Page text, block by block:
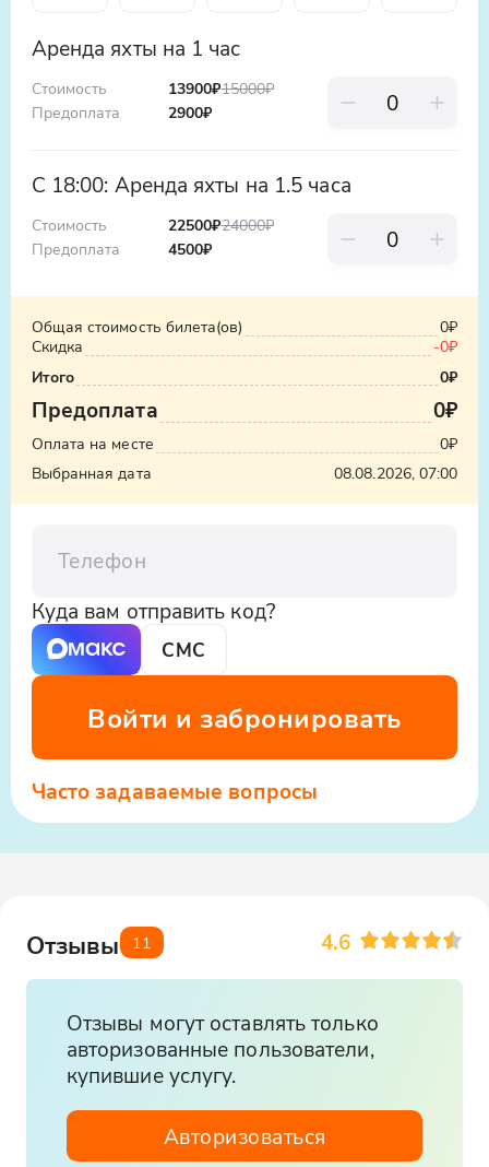
Узнать стоимость такси
erid:5jtCeReNx12oajvEYHEZWY9
Аренда яхты на 1 час
Стоимость
Предоплата
13900₽15000₽
2900₽
С 18:00: Аренда яхты на 1.5 часа
Стоимость
Предоплата
22500₽24000₽
4500₽
Общая стоимость билета(ов)
0₽
Скидка
-0₽
Итого
0₽
Предоплата 0₽
Оплата на месте
0₽
Выбранная дата
08.08.2026, 07:00
Куда вам отправить код?
СМС
Войти и забронировать
Часто задаваемые вопросы
Отзывы 11 4.6
Отзывы могут оставлять только
авторизованные пользователи,
купившие услугу.
Авторизоваться